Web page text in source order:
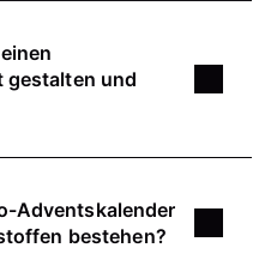
deines Foto-
1 bis 2 Arbeitstage
in
Motiv gedruckt wurde,
in unser
nach
gestalten und
Adventskalender
Adventskalender:
zum
Adventskalender
bestehen?